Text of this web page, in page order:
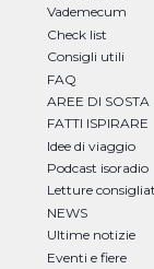
Vademecum
Check list
Consigli utili
FAQ
AREE DI SOSTA
FATTI ISPIRARE
Idee di viaggio
Podcast isoradio
Letture
NEWS
Ultime notizie
Eventi e fiere